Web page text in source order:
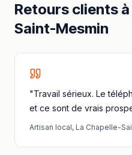
Retours clients à
Saint-Mesmin
"Travail sérieux. Le
et ce sont de vrais
Artisan local, La Chapelle-